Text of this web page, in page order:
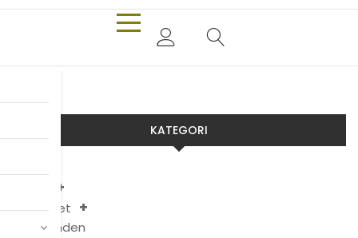
KATEGORI
Chatenet
Erbjudanden